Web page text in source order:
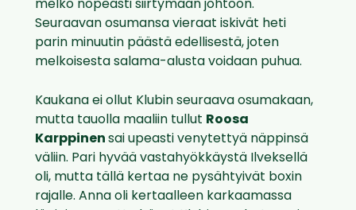
melko nopeasti siirtymään johtoon.
Seuraavan osumansa vieraat iskivät heti
parin minuutin päästä edellisestä, joten
melkoisesta salama-alusta voidaan puhua.
Kaukana ei ollut Klubin seuraava osumakaan,
mutta tauolla maaliin tullut Roosa
Karppinen sai upeasti venytettyä näppinsä
väliin. Pari hyvää vastahyökkäystä Ilveksellä
oli, mutta tällä kertaa ne pysähtyivät boxin
rajalle. Anna oli kertaalleen karkaamassa